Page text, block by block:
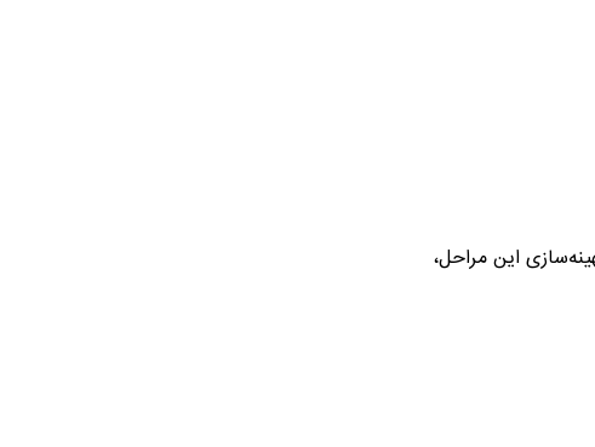
کارایی فیلتر را تا ۳۰٪ کاهش دهد. با بهینه‌سازی این مراحل،